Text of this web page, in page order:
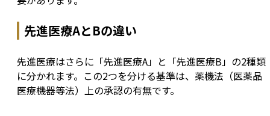
先進医療AとBの違い
先進医療はさらに「先進医療A」と「先進医療B」の2種類
に分かれます。この2つを分ける基準は、薬機法（医薬品
医療機器等法）上の承認の有無です。